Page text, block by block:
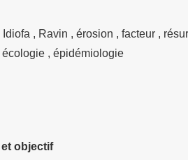
Idiofa , Ravin , érosion , facteur ,
, épidémiologie
objectif